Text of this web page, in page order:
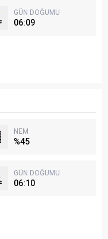
GÜN DOĞUMU
06:09
NEM
%45
GÜN DOĞUMU
06:10